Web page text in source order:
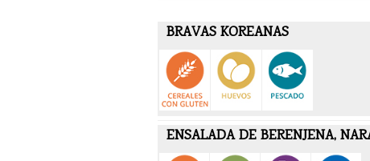
BRAVAS KOREANAS
ENSALADA DE BERENJENA,